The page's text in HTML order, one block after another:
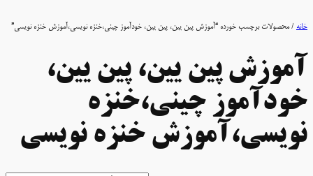
خانه / محصولات برچسب خورده “آموزش پین یین، پین یین، خودآموز چینی،خنزه نویسی،آموزش خنزه نویسی”
آموزش پین یین، پین یین،
خودآموز چینی،خنزه
نویسی،آموزش خنزه نویسی